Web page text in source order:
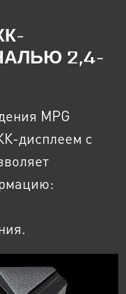
2,4-
MPG
дисплеем с